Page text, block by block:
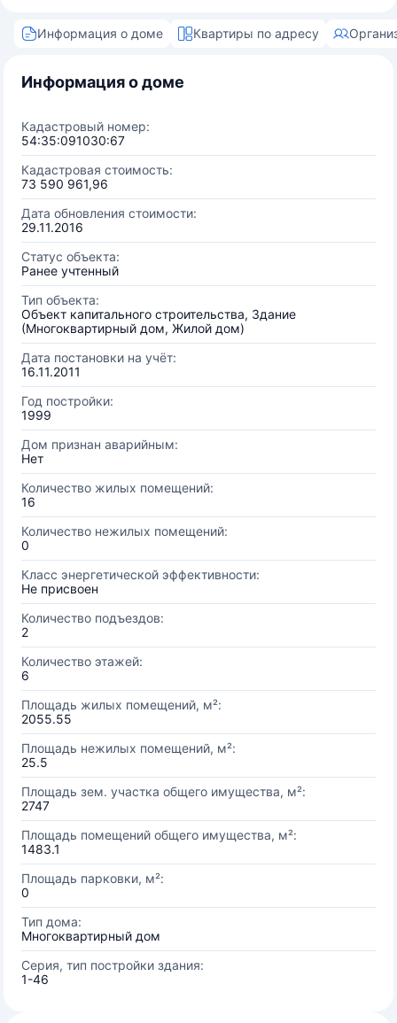
Информация о доме Квартиры по адресу
Информация о доме
Кадастровый номер:
54:35:091030:67
Кадастровая стоимость:
73 590 961,96
Дата обновления стоимости:
29.11.2016
Статус объекта:
Ранее учтенный
Тип объекта:
Объект капитального строительства, Здание
(Многоквартирный дом, Жилой дом)
Дата постановки на учёт:
16.11.2011
Год постройки:
1999
Дом признан аварийным:
Нет
Количество жилых помещений:
16
Количество нежилых помещений:
0
Класс энергетической эффективности:
Не присвоен
Количество подъездов:
2
Количество этажей:
6
Площадь жилых помещений, м²:
2055.55
Площадь нежилых помещений, м²:
25.5
Площадь зем. участка общего имущества, м²:
2747
Площадь помещений общего имущества, м²:
1483.1
Площадь парковки, м²:
0
Тип дома:
Многоквартирный дом
Серия, тип постройки здания:
1-46